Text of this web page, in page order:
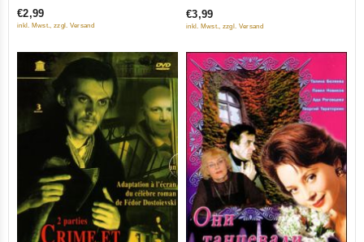
5
€2,99
inkl. Mwst., zzgl. Versand
5
€3,99
inkl. Mwst., zzgl. Versand